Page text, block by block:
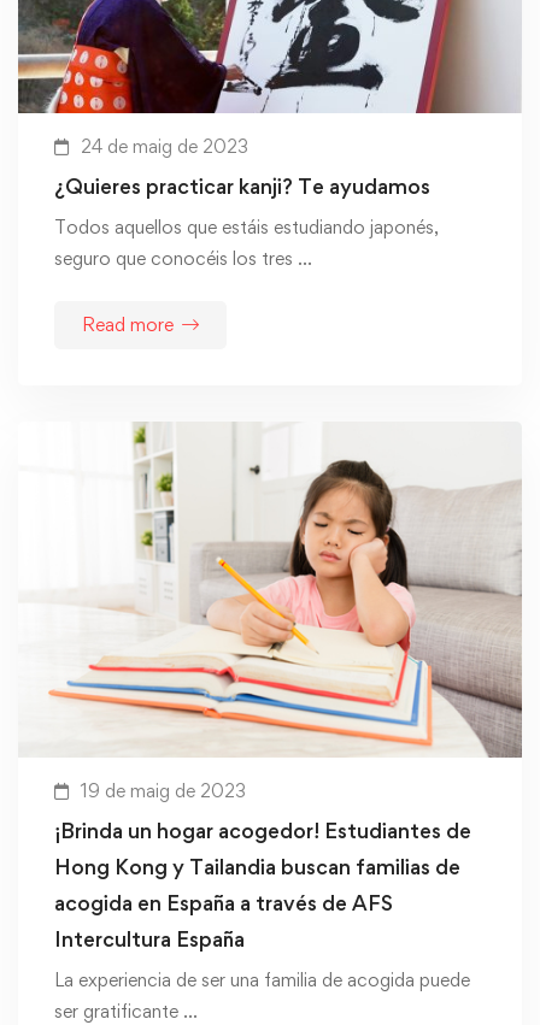
24 de maig de 2023
¿Quieres practicar kanji? Te ayudamos
Todos aquellos que estáis estudiando japonés,
seguro que conocéis los tres …
Read more
19 de maig de 2023
¡Brinda un hogar acogedor! Estudiantes de
Hong Kong y Tailandia buscan familias de
acogida en España a través de AFS
Intercultura España
La experiencia de ser una familia de acogida puede
ser gratificante …